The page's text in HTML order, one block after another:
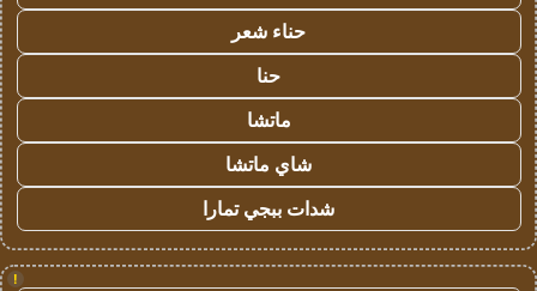
حناء شعر
حنا
ماتشا
شاي ماتشا
شدات ببجي تمارا
!